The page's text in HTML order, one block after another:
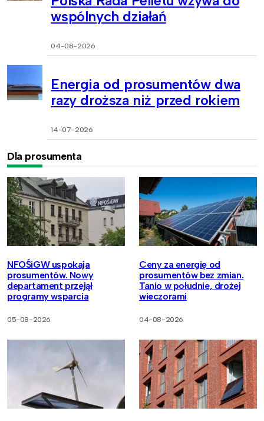
wspólnych działań
04-08-2026
Energia od prosumentów dwa
razy droższa niż przed rokiem
14-07-2026
Dla prosumenta
NFOŚiGW uspokaja
prosumentów. Nowy
departament przejął
programy wsparcia
05-08-2026
Ceny za energię od
prosumentów bez zmian.
Tanio w południe, drożej
wieczorami
04-08-2026